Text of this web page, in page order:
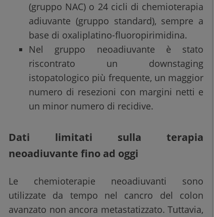
(gruppo NAC) o 24 cicli di chemioterapia
adiuvante (gruppo standard), sempre a
base di oxaliplatino-fluoropirimidina.
Nel gruppo neoadiuvante è stato
riscontrato un downstaging
istopatologico più frequente, un maggior
numero di resezioni con margini netti e
un minor numero di recidive.
Dati limitati sulla terapia
neoadiuvante fino ad oggi
Le chemioterapie neoadiuvanti sono
utilizzate da tempo nel cancro del colon
avanzato non ancora metastatizzato. Tuttavia,